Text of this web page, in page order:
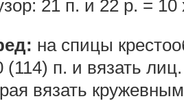
21 п. и 22 р. = 10
на спицы
(114) п. и вязать
вязать